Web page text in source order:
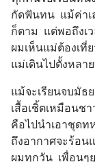
กัดฟันทน  แม้ค่าเ
ก็ตาม  แต่พอถึงเ
ผมเห็นแม่ต้องเที่
แม่เดินไปตั้งหลา
แม้จะเรียนจบมัธ
เสื้อเชิ้ตเหมือนช
คือไปนำเอาชุดท
ถึงอากาศจะร้อน
ผมทุกวัน  เพื่อนๆ